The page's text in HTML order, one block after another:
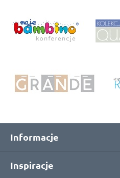
Informacje
Inspiracje